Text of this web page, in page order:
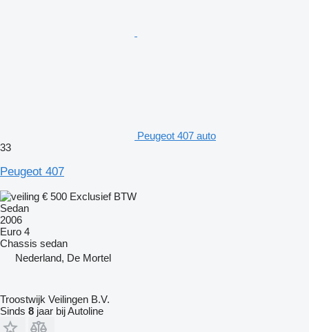
Peugeot 407 auto
33
Peugeot 407
€ 500 Exclusief BTW
Sedan
2006
Euro 4
Chassis sedan
Nederland, De Mortel
Troostwijk Veilingen B.V.
Sinds 8 jaar bij Autoline